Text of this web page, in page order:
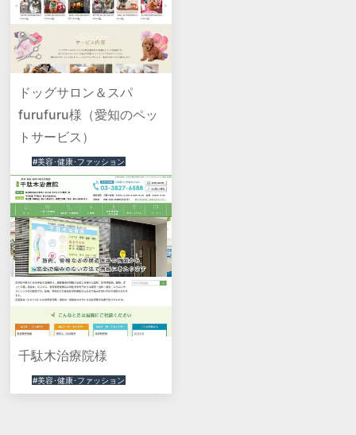
ドッグサロン＆スパ
furufuru様（愛知のペッ
トサービス）
#美容･健康･ファッション
千駄木治療院様
#美容･健康･ファッション